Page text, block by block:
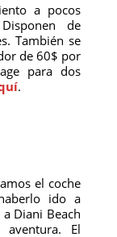
a pocos
de
También se
de 60$ por
para dos
.
el coche
ido a
Diani Beach
El